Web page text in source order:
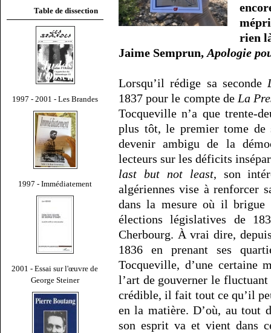
Table de dissection
1997 - 2001 - Les Brandes
1997 - Immédiatement
2001 - Essai sur l'œuvre de
George Steiner
rien
Jaime Semprun, Apologie
Lorsqu’il rédige sa seconde
1837 pour le compte de La
Tocqueville n’a que trente-
plus tôt, le premier tome de
devenir ambigu de la
lecteurs sur les déficits
last but not least, son
algériennes vise à renforcer
dans la mesure où il brigue
élections législatives de
Cherbourg. À vrai dire,
1836 en prenant ses
Tocqueville, d’une certaine
l’art de gouverner le
crédible, il fait tout ce qu’il
en la matière. D’où, au tout
son esprit va et vient dans